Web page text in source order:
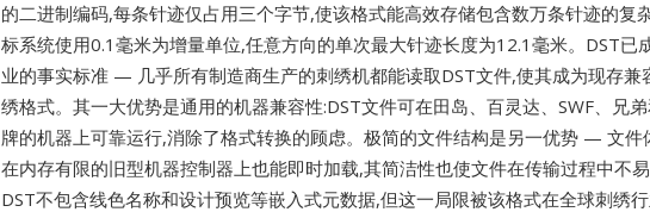
的二进制编码,每条针迹仅占用三个字节,使该格式能高效存储包含数万条针迹的复
标系统使用0.1毫米为增量单位,任意方向的单次最大针迹长度为12.1毫米。DST已
业的事实标准 — 几乎所有制造商生产的刺绣机都能读取DST文件,使其成为现存兼
绣格式。其一大优势是通用的机器兼容性:DST文件可在田岛、百灵达、SWF、兄
牌的机器上可靠运行,消除了格式转换的顾虑。极简的文件结构是另一优势 — 文件
在内存有限的旧型机器控制器上也能即时加载,其简洁性也使文件在传输过程中不
DST不包含线色名称和设计预览等嵌入式元数据,但这一局限被该格式在全球刺绣